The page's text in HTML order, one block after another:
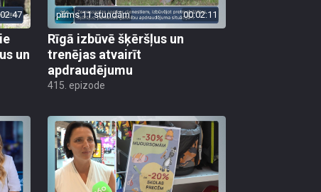
un
pirms 11 stundām 00:02:11
Rīgā izbūvē šķēršļus un
trenējas atvairīt
apdraudējumu
415. epizode